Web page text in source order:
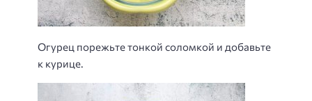
Огурец порежьте тонкой соломкой и добавьте
к курице.